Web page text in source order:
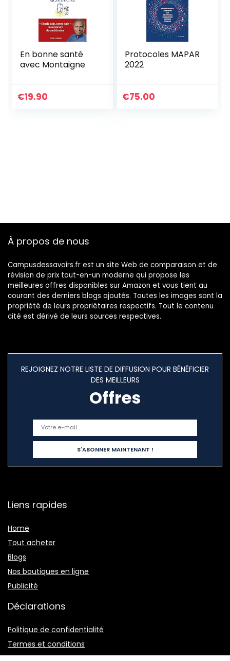
En bonne santé
avec Montaigne
€19.90
Protocoles MAPAR
2022
€75.00
À propos de nous
Campusdessavoirs.fr est un site Web de comparaison et de
révision de prix tout-en-un moderne qui propose les
meilleures offres disponibles sur Amazon et vous tient au
courant des derniers blogs ajoutés. Toutes les images sont la
propriété de leurs propriétaires respectifs. Tout le contenu
cité est dérivé de leurs sources respectives.
REJOIGNEZ NOTRE LISTE DE DIFFUSION POUR BÉNÉFICIER
DES MEILLEURS
Offres
Liens rapides
Home
Tout acheter
Blogs
Nos boutiques en ligne
Publicité
Déclarations
Politique de confidentialité
Termes et conditions
Divulgation des affiliations